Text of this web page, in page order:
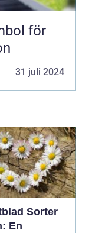
för
31 juli 2024
Sorter
En